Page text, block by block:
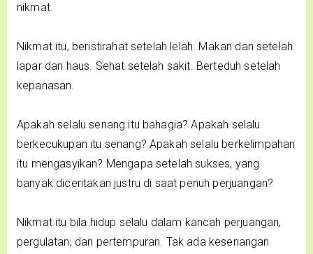
nikmat.
Nikmat itu, beristirahat setelah lelah. Makan dan setelah
lapar dan haus. Sehat setelah sakit. Berteduh setelah
kepanasan.
Apakah selalu senang itu bahagia? Apakah selalu
berkecukupan itu senang? Apakah selalu berkelimpahan
itu mengasyikan? Mengapa setelah sukses, yang
banyak diceritakan justru di saat penuh perjuangan?
Nikmat itu bila hidup selalu dalam kancah perjuangan,
pergulatan, dan pertempuran. Tak ada kesenangan